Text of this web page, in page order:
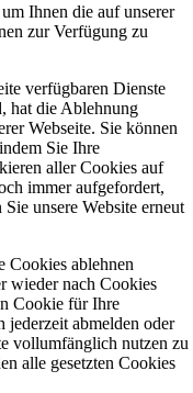
Ihnen die auf unserer
zur Verfügung zu
verfügbaren Dienste
hat die Ablehnung
Webseite. Sie können
Sie Ihre
aller Cookies auf
immer aufgefordert,
unsere Website erneut
Cookies ablehnen
wieder nach Cookies
Cookie für Ihre
jederzeit abmelden oder
vollumfänglich nutzen zu
alle gesetzten Cookies